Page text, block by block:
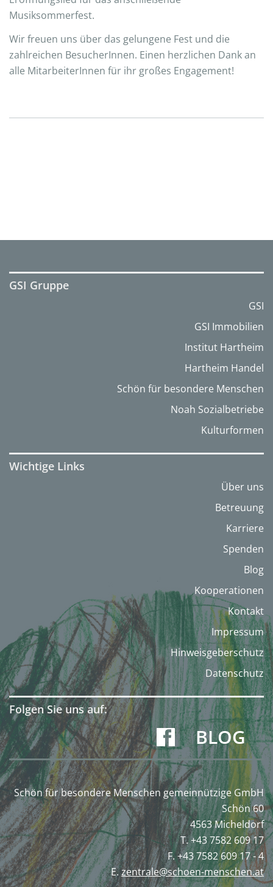
Musiksommerfest.
Wir freuen uns über das gelungene Fest und die
zahlreichen BesucherInnen. Einen herzlichen Dank an
alle MitarbeiterInnen für ihr großes Engagement!
GSI Gruppe
GSI
GSI Immobilien
Institut Hartheim
Hartheim Handel
Schön für besondere Menschen
Noah Sozialbetriebe
Kulturformen
Wichtige Links
Über uns
Betreuung
Karriere
Spenden
Blog
Kooperationen
Kontakt
Impressum
Hinweisgeberschutz
Datenschutz
Folgen Sie uns auf:
BLOG
Schön für besondere Menschen gemeinnützige GmbH
Schön 60
4563 Micheldorf
T. +43 7582 609 17
F. +43 7582 609 17 - 4
E.zentrale@schoen-menschen.at